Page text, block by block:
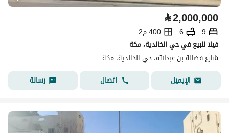
⃁2,000,000
9
6
400 م2
فيلا للبيع في حي الخالدية، مكة
شارع فضالة بن عبدالله، حي الخالدية، مكة
الإيميل
اتصال رسالة